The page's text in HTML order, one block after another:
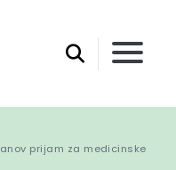
prijam za medicinske